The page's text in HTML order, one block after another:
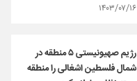
۱۴۰۳/۰۷/۱۶
رژیم صهیونیستی ۵ منطقه در
شمال فلسطین اشغالی را منطقه